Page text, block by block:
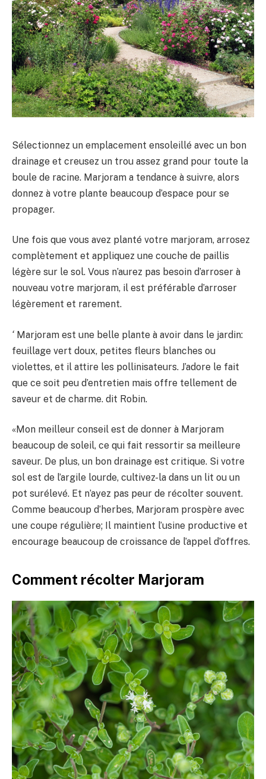
Sélectionnez un emplacement ensoleillé avec un bon
drainage et creusez un trou assez grand pour toute la
boule de racine. Marjoram a tendance à suivre, alors
donnez à votre plante beaucoup d’espace pour se
propager.
Une fois que vous avez planté votre marjoram, arrosez
complètement et appliquez une couche de paillis
légère sur le sol. Vous n’aurez pas besoin d’arroser à
nouveau votre marjoram, il est préférable d’arroser
légèrement et rarement.
‘ Marjoram est une belle plante à avoir dans le jardin:
feuillage vert doux, petites fleurs blanches ou
violettes, et il attire les pollinisateurs. J’adore le fait
que ce soit peu d’entretien mais offre tellement de
saveur et de charme. dit Robin.
«Mon meilleur conseil est de donner à Marjoram
beaucoup de soleil, ce qui fait ressortir sa meilleure
saveur. De plus, un bon drainage est critique. Si votre
sol est de l’argile lourde, cultivez-la dans un lit ou un
pot surélevé. Et n’ayez pas peur de récolter souvent.
Comme beaucoup d’herbes, Marjoram prospère avec
une coupe régulière; Il maintient l’usine productive et
encourage beaucoup de croissance de l’appel d’offres.
Comment récolter Marjoram